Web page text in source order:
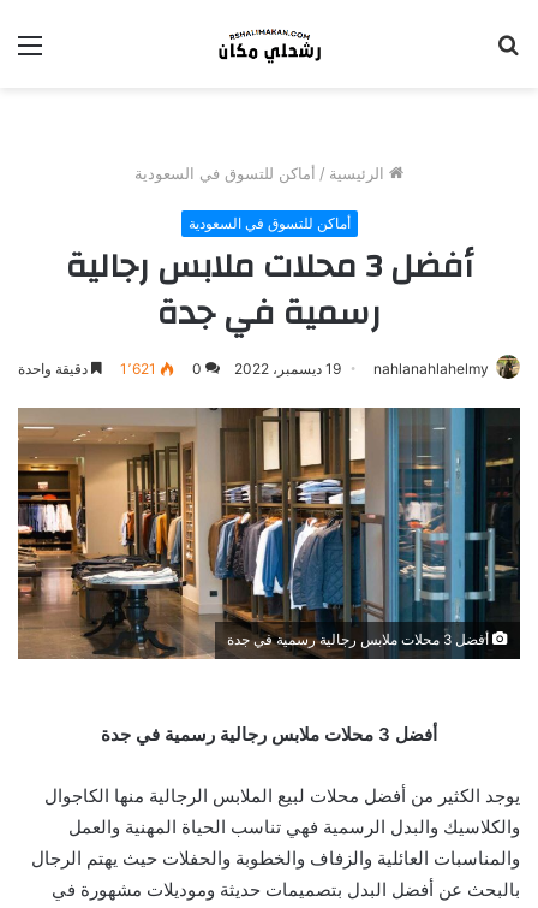
الرئيسية / أماكن للتسوق في السعودية
أماكن للتسوق في السعودية
أفضل 3 محلات ملابس رجالية
رسمية في جدة
nahlanahlahelmy 19 ديسمبر، 2022 0 1٬621 دقيقة واحدة
أفضل 3 محلات ملابس رجالية رسمية في جدة
أفضل 3 محلات ملابس رجالية رسمية في جدة
يوجد الكثير من أفضل محلات لبيع الملابس الرجالية منها الكاجوال
والكلاسيك والبدل الرسمية فهي تناسب الحياة المهنية والعمل
والمناسبات العائلية والزفاف والخطوبة والحفلات حيث يهتم الرجال
بالبحث عن أفضل البدل بتصميمات حديثة وموديلات مشهورة في